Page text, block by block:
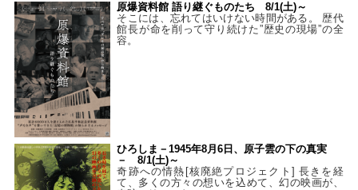
原爆資料館 語り継ぐものたち 8/1(土)～
そこには、忘れてはいけない時間がある。 歴代
館長が命を削って守り続けた”歴史の現場”の全
容。
ひろしま－1945年8月6日、原子雲の下の真実
－ 8/1(土)～
奇跡への情熱[核廃絶プロジェクト] 長きを経
て、多くの方々の想いを込めて、幻の映画が、